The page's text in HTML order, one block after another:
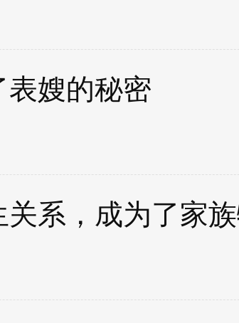
嫂的秘密
系，成为了家